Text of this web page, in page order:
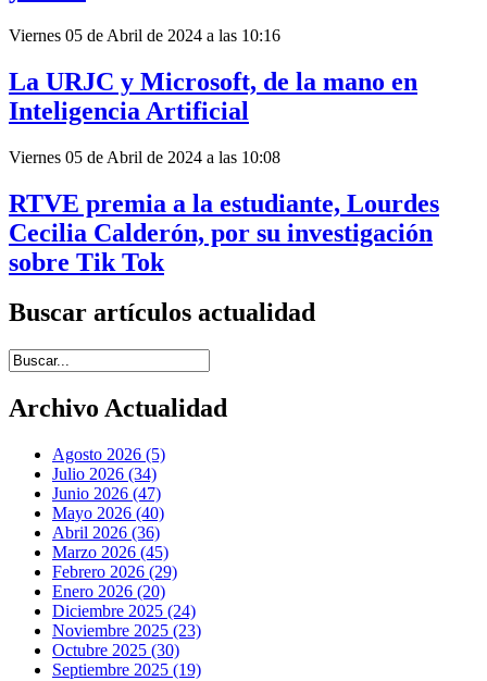
Viernes 05 de Abril de 2024 a las 10:16
La URJC y Microsoft, de la mano en
Inteligencia Artificial
Viernes 05 de Abril de 2024 a las 10:08
RTVE premia a la estudiante, Lourdes
Cecilia Calderón, por su investigación
sobre Tik Tok
Buscar artículos actualidad
Introduce términos de búsqueda
Archivo Actualidad
Agosto 2026 (5)
Julio 2026 (34)
Junio 2026 (47)
Mayo 2026 (40)
Abril 2026 (36)
Marzo 2026 (45)
Febrero 2026 (29)
Enero 2026 (20)
Diciembre 2025 (24)
Noviembre 2025 (23)
Octubre 2025 (30)
Septiembre 2025 (19)